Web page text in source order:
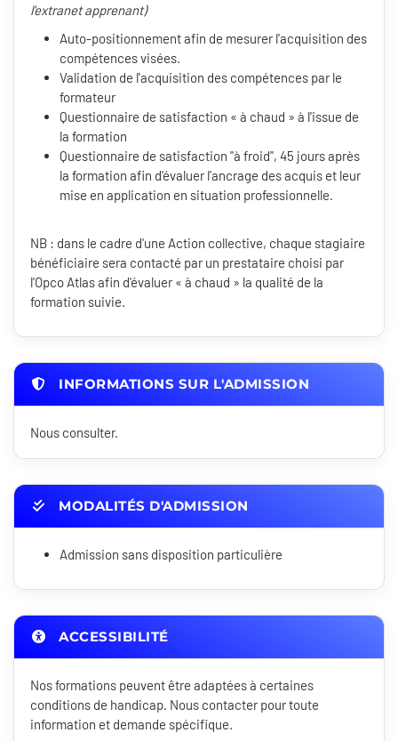
l'extranet apprenant)
Auto-positionnement afin de mesurer l'acquisition des
compétences visées.
Validation de l'acquisition des compétences par le
formateur
Questionnaire de satisfaction « à chaud » à l'issue de
la formation
Questionnaire de satisfaction "à froid", 45 jours après
la formation afin d'évaluer l'ancrage des acquis et leur
mise en application en situation professionnelle.
NB : dans le cadre d'une Action collective, chaque stagiaire
bénéficiaire sera contacté par un prestataire choisi par
l'Opco Atlas afin d'évaluer « à chaud » la qualité de la
formation suivie.
INFORMATIONS SUR L'ADMISSION
Nous consulter.
MODALITÉS D'ADMISSION
Admission sans disposition particulière
ACCESSIBILITÉ
Nos formations peuvent être adaptées à certaines
conditions de handicap. Nous contacter pour toute
information et demande spécifique.